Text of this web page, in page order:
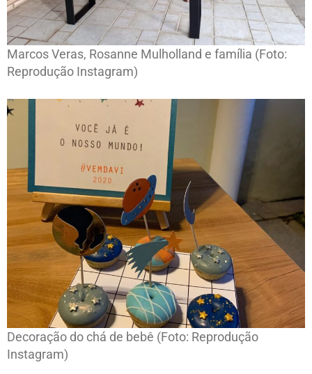
Marcos Veras, Rosanne Mulholland e família (Foto:
Reprodução Instagram)
Decoração do chá de bebê (Foto: Reprodução
Instagram)